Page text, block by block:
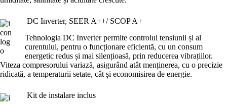
DC Inverter, SEER A++/ SCOP A+
Tehnologia DC Inverter permite controlul tensiunii și al
curentului, pentru o funcționare eficientă, cu un consum
energetic redus și mai silențioasă, prin reducerea vibrațiilor.
Viteza compresorului variază, asigurând atât menținerea, cu o precizie
ridicată, a temperaturii setate, cât și economisirea de energie.
Kit de instalare inclus